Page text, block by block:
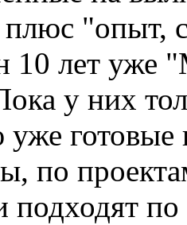
плюс
10 лет уже
у них
готовые
по
подходят